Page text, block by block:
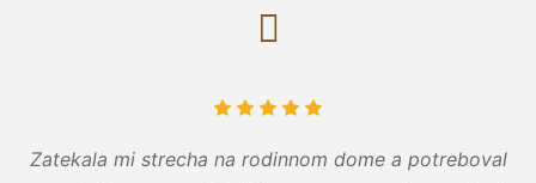
Zatekala mi strecha na rodinnom dome a potreboval